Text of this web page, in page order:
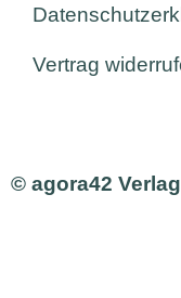
Vertrag
© agora42